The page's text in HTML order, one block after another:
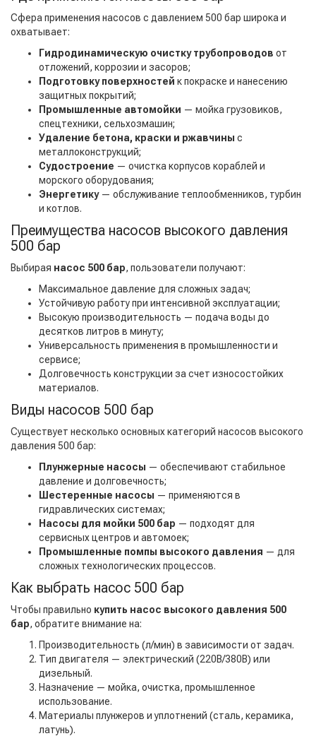
Сфера применения насосов с давлением 500 бар широка и
охватывает:
Гидродинамическую очистку трубопроводов от
отложений, коррозии и засоров;
Подготовку поверхностей к покраске и нанесению
защитных покрытий;
Промышленные автомойки — мойка грузовиков,
спецтехники, сельхозмашин;
Удаление бетона, краски и ржавчины с
металлоконструкций;
Судостроение — очистка корпусов кораблей и
морского оборудования;
Энергетику— обслуживание теплообменников, турбин
и котлов.
Преимущества насосов высокого давления
500 бар
Выбирая насос 500 бар, пользователи получают:
Максимальное давление для сложных задач;
Устойчивую работу при интенсивной эксплуатации;
Высокую производительность — подача воды до
десятков литров в минуту;
Универсальность применения в промышленности и
сервисе;
Долговечность конструкции за счет износостойких
материалов.
Виды насосов 500 бар
Существует несколько основных категорий насосов высокого
давления 500 бар:
Плунжерные насосы — обеспечивают стабильное
давление и долговечность;
Шестеренные насосы — применяются в
гидравлических системах;
Насосы для мойки 500 бар — подходят для
сервисных центров и автомоек;
Промышленные помпы высокого давления — для
сложных технологических процессов.
Как выбрать насос 500 бар
Чтобы правильно купить насос высокого давления 500
бар, обратите внимание на:
Производительность (л/мин) в зависимости от задач.
Тип двигателя — электрический (220В/380В) или
дизельный.
Назначение — мойка, очистка, промышленное
использование.
Материалы плунжеров и уплотнений (сталь, керамика,
латунь).